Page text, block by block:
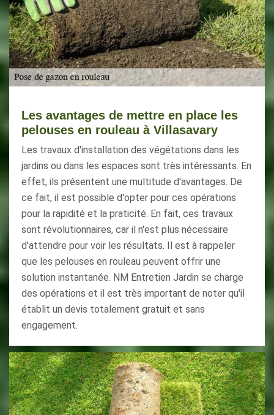
Les avantages de mettre en place les
pelouses en rouleau à Villasavary
Les travaux d'installation des végétations dans les
jardins ou dans les espaces sont très intéressants. En
effet, ils présentent une multitude d'avantages. De
ce fait, il est possible d'opter pour ces opérations
pour la rapidité et la praticité. En fait, ces travaux
sont révolutionnaires, car il n'est plus nécessaire
d'attendre pour voir les résultats. Il est à rappeler
que les pelouses en rouleau peuvent offrir une
solution instantanée. NM Entretien Jardin se charge
des opérations et il est très important de noter qu'il
établit un devis totalement gratuit et sans
engagement.